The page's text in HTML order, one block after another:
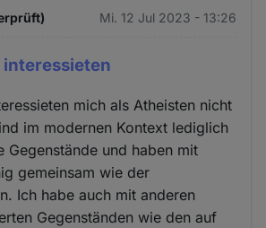
Mi. 12 Jul 2023 - 13:26
mich als Atheisten nicht
im modernen Kontext lediglich
Gegenstände und haben mit
gemeinsam wie der
Ich habe auch mit anderen
Gegenständen wie den auf